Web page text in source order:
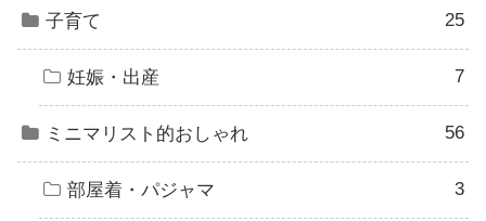
子育て 25
妊娠・出産 7
ミニマリスト的おしゃれ 56
部屋着・パジャマ 3